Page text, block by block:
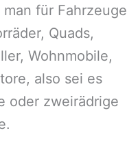
für Fahrzeuge
Quads,
Wohnmobile,
also sei es
oder zweirädrige